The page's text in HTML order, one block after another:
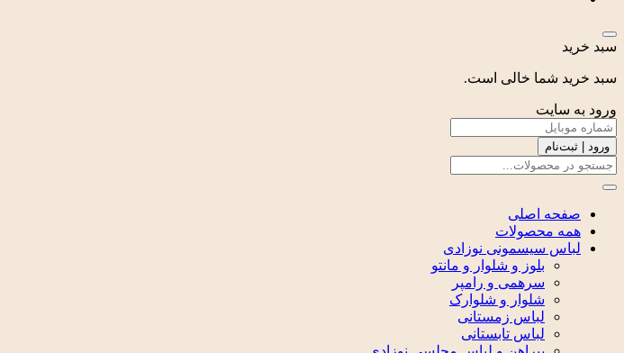
سبد خرید
سبد خرید شما خالی است.
ورود به سایت
ورود | ثبت‌نام
صفحه اصلی
همه محصولات
لباس سیسمونی نوزادی
بلوز و شلوار و مانتو
سرهمی و رامپر
شلوار و شلوارک
لباس زمستانی
لباس تابستانی